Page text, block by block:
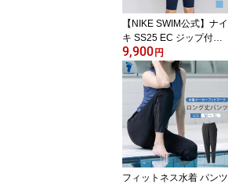
【NIKE SWIM公式】ナイ
キ SS25 EC ジップ付き
レッグスーツ 2993139
水泳 レディース水着 女
性水着 スイミング オー
ルインワン水着 女性 ブ
ランド 体型カバー フッ
トマーク
9,900 円
フィットネス水着 パンツ